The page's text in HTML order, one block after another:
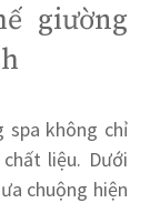
giường
không chỉ
liệu. Dưới
chuộng hiện